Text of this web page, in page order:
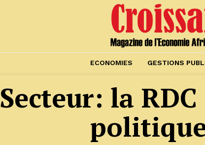
ECONOMIES GESTIONS
Secteur: la